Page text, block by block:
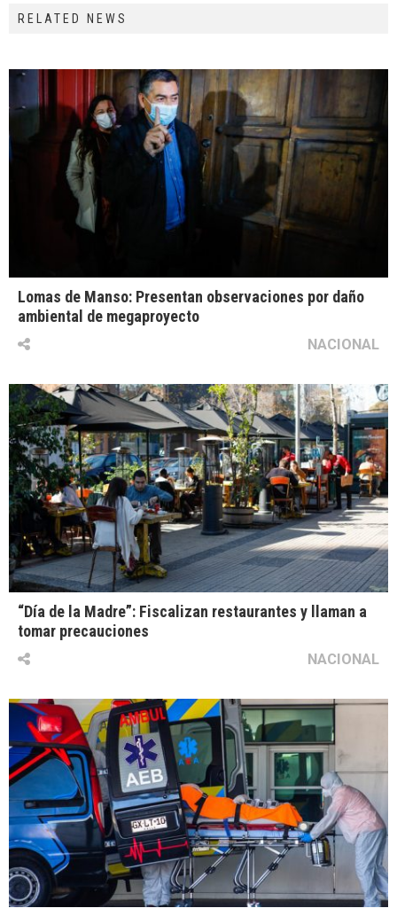
RELATED NEWS
Lomas de Manso: Presentan observaciones por daño
ambiental de megaproyecto
NACIONAL
“Día de la Madre”: Fiscalizan restaurantes y llaman a
tomar precauciones
NACIONAL